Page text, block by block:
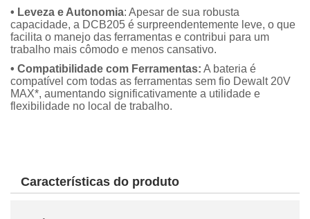
• Leveza e Autonomia: Apesar de sua robusta
capacidade, a DCB205 é surpreendentemente leve, o que
facilita o manejo das ferramentas e contribui para um
trabalho mais cômodo e menos cansativo.
• Compatibilidade com Ferramentas: A bateria é
compatível com todas as ferramentas sem fio Dewalt 20V
MAX*, aumentando significativamente a utilidade e
flexibilidade no local de trabalho.
Características do produto